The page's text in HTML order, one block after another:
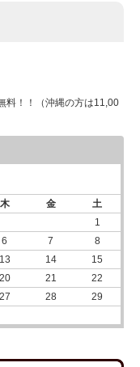
木 金
土
1
6 7
8
13 14
15
20 21
22
27 28
29